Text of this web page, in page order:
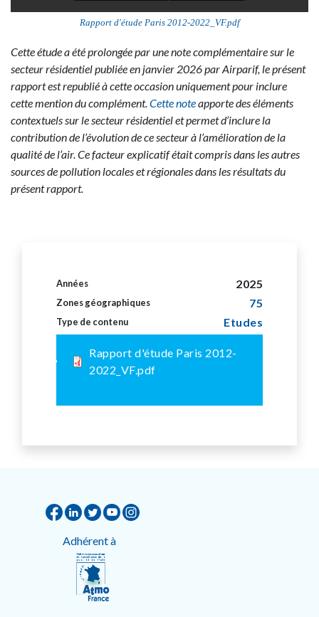
Rapport d'étude Paris 2012-2022_VF.pdf
Cette étude a été prolongée par une note complémentaire sur le
secteur résidentiel publiée en janvier 2026 par Airparif, le présent
rapport est republié à cette occasion uniquement pour inclure
cette mention du complément.Cette noteapporte des éléments
contextuels sur le secteur résidentiel et permet d’inclure la
contribution de l’évolution de ce secteur à l’amélioration de la
qualité de l’air. Ce facteur explicatif était compris dans les autres
sources de pollution locales et régionales dans les résultats du
présent rapport.
Années 2025
Zones géographiques 75
Type de contenu Etudes
Rapport d'étude Paris 2012-
2022_VF.pdf
Adhérent à